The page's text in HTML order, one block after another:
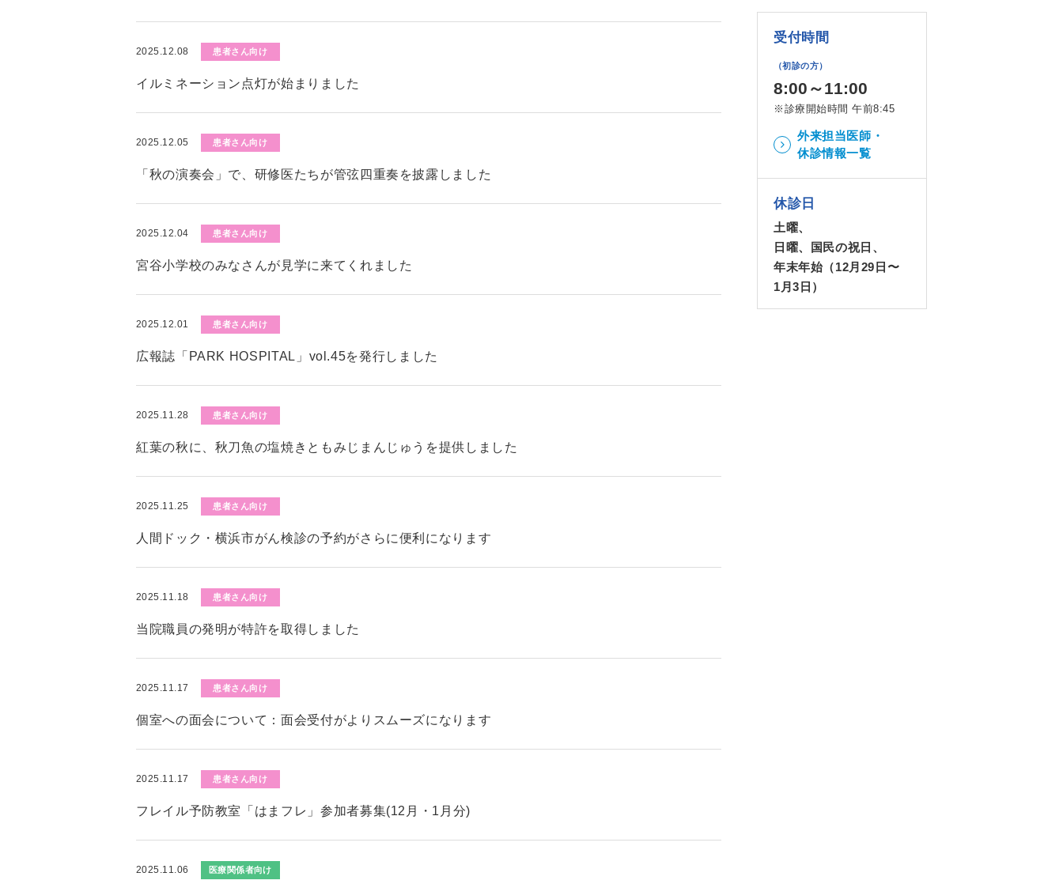
2025.12.08 患者さん向け
イルミネーション点灯が始まりました
2025.12.05 患者さん向け
「秋の演奏会」で、研修医たちが管弦四重奏を披露しました
2025.12.04 患者さん向け
宮谷小学校のみなさんが見学に来てくれました
2025.12.01 患者さん向け
広報誌「PARK HOSPITAL」vol.45を発行しました
2025.11.28 患者さん向け
紅葉の秋に、秋刀魚の塩焼きともみじまんじゅうを提供しました
2025.11.25 患者さん向け
人間ドック・横浜市がん検診の予約がさらに便利になります
2025.11.18 患者さん向け
当院職員の発明が特許を取得しました
2025.11.17 患者さん向け
個室への面会について：面会受付がよりスムーズになります
2025.11.17 患者さん向け
フレイル予防教室「はまフレ」参加者募集(12月・1月分)
2025.11.06 医療関係者向け
受付時間
（初診の方）
8:00～11:00
※診療開始時間 午前8:45
外来担当医師・
休診情報一覧
休診日
土曜、
日曜、国民の祝日、
年末年始（12月29日〜
1月3日）